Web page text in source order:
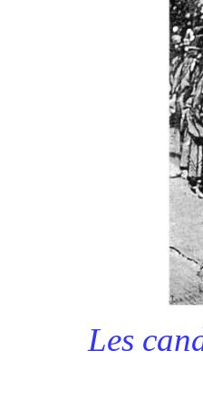
Les